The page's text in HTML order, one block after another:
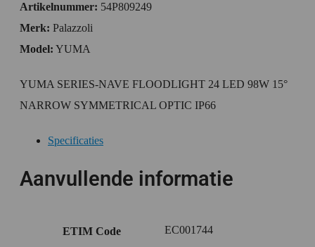
Artikelnummer: 54P809249
Merk: Palazzoli
Model: YUMA
YUMA SERIES-NAVE FLOODLIGHT 24 LED 98W 15°
NARROW SYMMETRICAL OPTIC IP66
Specificaties
Aanvullende informatie
ETIM Code EC001744